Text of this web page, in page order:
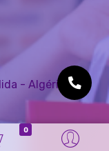
0
- Algérie